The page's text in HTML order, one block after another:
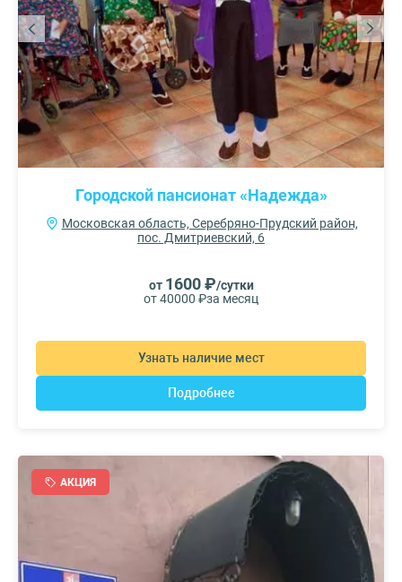
Городской пансионат «Надежда»
Московская область, Серебряно-Прудский район,
пос. Дмитриевский, 6
от 1600 ₽/сутки
от 40000 ₽за месяц
Узнать наличие мест
Подробнее
АКЦИЯ